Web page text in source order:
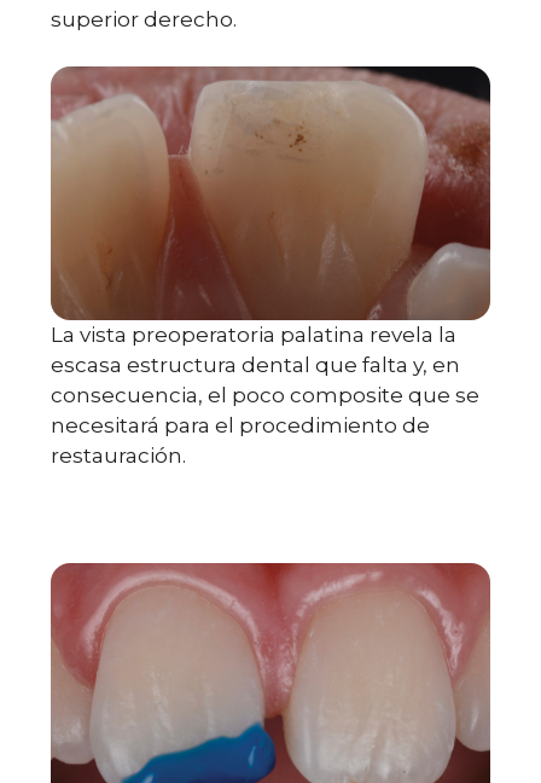
superior derecho.
La vista preoperatoria palatina revela la
escasa estructura dental que falta y, en
consecuencia, el poco composite que se
necesitará para el procedimiento de
restauración.